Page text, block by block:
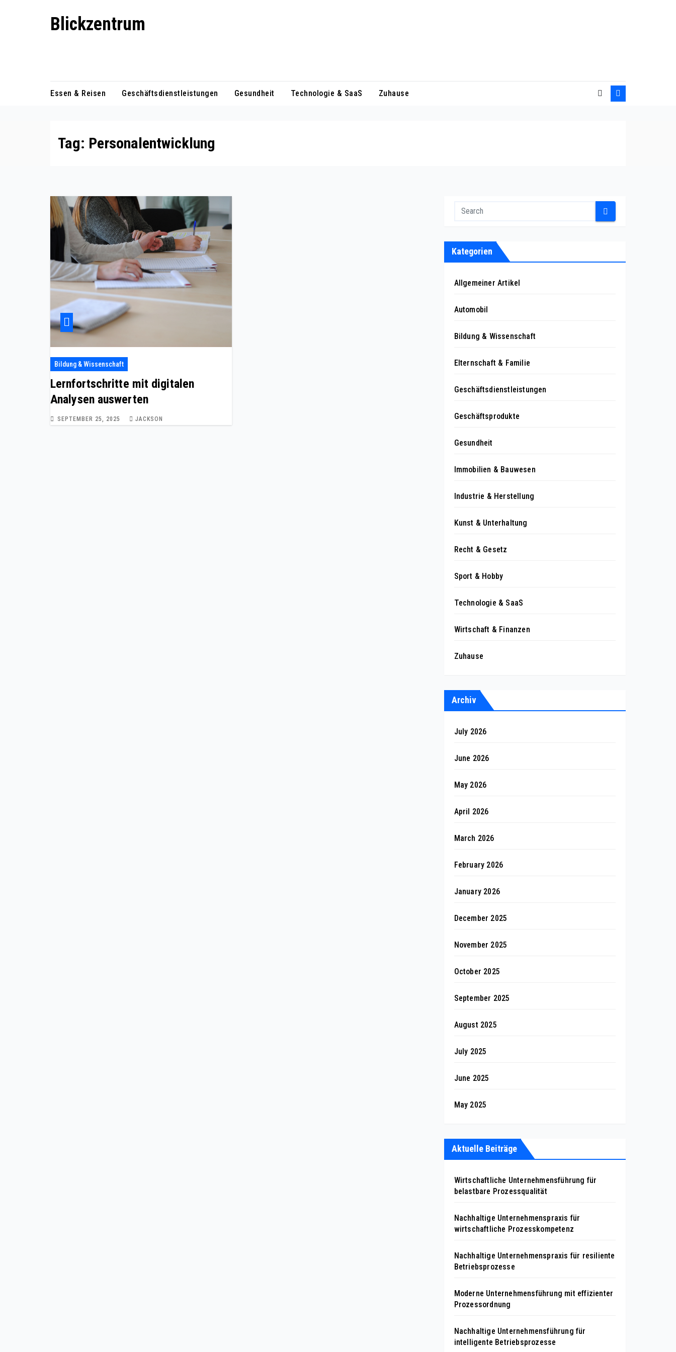
Blickzentrum
Essen & Reisen Geschäftsdienstleistungen Gesundheit Technologie & SaaS Zuhause
Tag: Personalentwicklung
Bildung & Wissenschaft
Lernfortschritte mit digitalen
Analysen auswerten
SEPTEMBER 25, 2025 JACKSON
Kategorien
Allgemeiner Artikel
Automobil
Bildung & Wissenschaft
Elternschaft & Familie
Geschäftsdienstleistungen
Geschäftsprodukte
Gesundheit
Immobilien & Bauwesen
Industrie & Herstellung
Kunst & Unterhaltung
Recht & Gesetz
Sport & Hobby
Technologie & SaaS
Wirtschaft & Finanzen
Zuhause
Archiv
July 2026
June 2026
May 2026
April 2026
March 2026
February 2026
January 2026
December 2025
November 2025
October 2025
September 2025
August 2025
July 2025
June 2025
May 2025
Aktuelle Beiträge
Wirtschaftliche Unternehmensführung für
belastbare Prozessqualität
Nachhaltige Unternehmenspraxis für
wirtschaftliche Prozesskompetenz
Nachhaltige Unternehmenspraxis für resiliente
Betriebsprozesse
Moderne Unternehmensführung mit effizienter
Prozessordnung
Nachhaltige Unternehmensführung für
intelligente Betriebsprozesse